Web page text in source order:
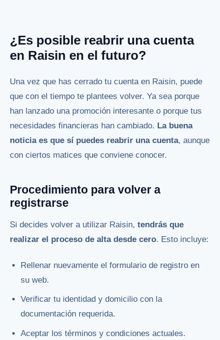
¿Es posible reabrir una cuenta
en Raisin en el futuro?
Una vez que has cerrado tu cuenta en Raisin, puede
que con el tiempo te plantees volver. Ya sea porque
han lanzado una promoción interesante o porque tus
necesidades financieras han cambiado. La buena
noticia es que sí puedes reabrir una cuenta, aunque
con ciertos matices que conviene conocer.
Procedimiento para volver a
registrarse
Si decides volver a utilizar Raisin, tendrás que
realizar el proceso de alta desde cero. Esto incluye:
Rellenar nuevamente el formulario de registro en
su web.
Verificar tu identidad y domicilio con la
documentación requerida.
Aceptar los términos y condiciones actuales.